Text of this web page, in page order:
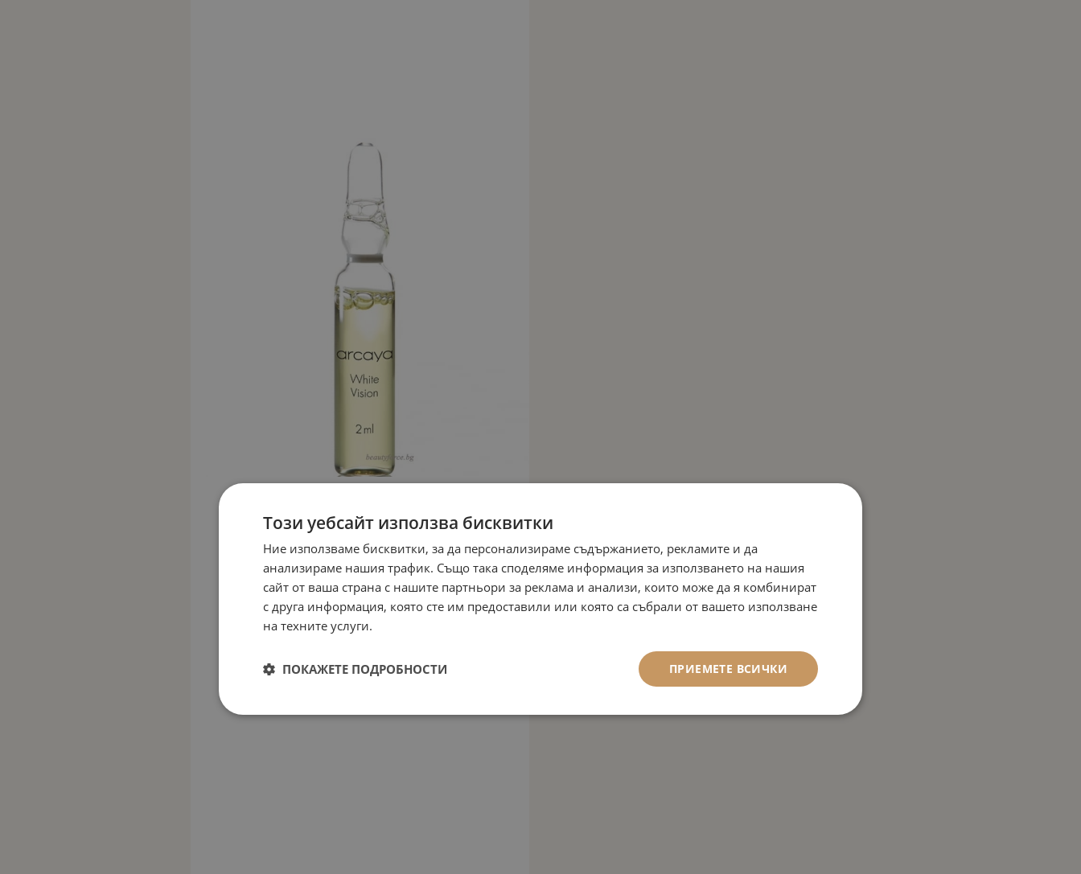
Този уебсайт използва бисквитки
Ние използваме бисквитки, за да персонализираме съдържанието, рекламите и да
анализираме нашия трафик. Също така споделяме информация за използването на нашия
сайт от ваша страна с нашите партньори за реклама и анализи, които може да я комбинират
с друга информация, която сте им предоставили или която са събрали от вашето използване
на техните услуги.
ПРИЕМЕТЕ ВСИЧКИ
ПОКАЖЕТЕ ПОДРОБНОСТИ